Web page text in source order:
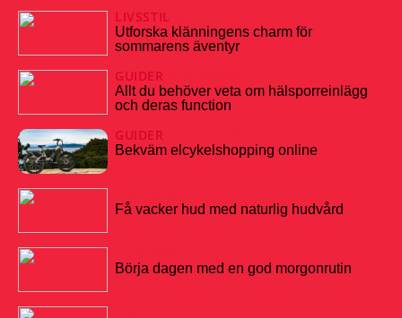
LIVSSTIL
Utforska klänningens charm för
sommarens äventyr
GUIDER
Allt du behöver veta om hälsporreinlägg
och deras function
GUIDER
Bekväm elcykelshopping online
Få vacker hud med naturlig hudvård
Börja dagen med en god morgonrutin